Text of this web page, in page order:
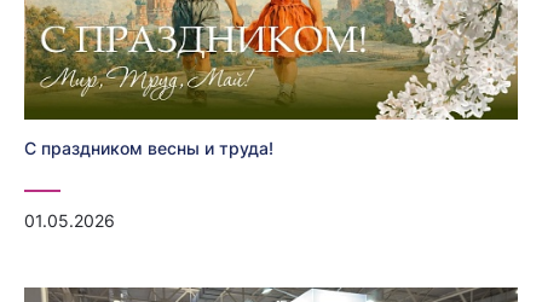
С праздником весны и труда!
01.05.2026